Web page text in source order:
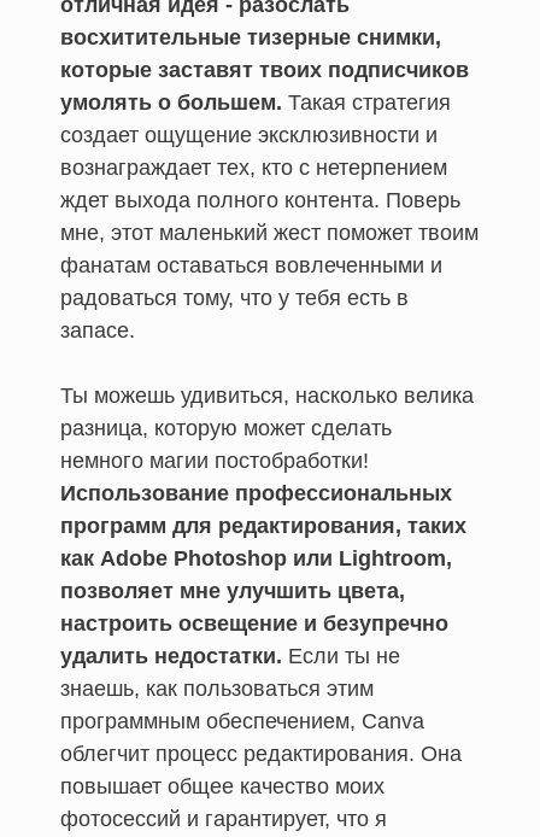
восхитительные тизерные снимки,
которые заставят твоих подписчиков
умолять о большем. Такая стратегия
создает ощущение эксклюзивности и
вознаграждает тех, кто с нетерпением
ждет выхода полного контента. Поверь
мне, этот маленький жест поможет твоим
фанатам оставаться вовлеченными и
радоваться тому, что у тебя есть в
запасе.
Ты можешь удивиться, насколько велика
разница, которую может сделать
немного магии постобработки!
Использование профессиональных
программ для редактирования, таких
как Adobe Photoshop или Lightroom,
позволяет мне улучшить цвета,
настроить освещение и безупречно
удалить недостатки. Если ты не
знаешь, как пользоваться этим
программным обеспечением, Canva
облегчит процесс редактирования. Она
повышает общее качество моих
фотосессий и гарантирует, что я